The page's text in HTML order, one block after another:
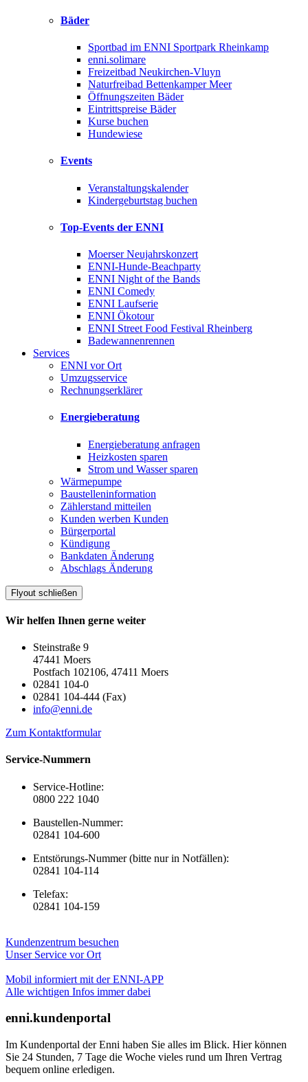
Bäder
Sportbad im ENNI Sportpark Rheinkamp
enni.solimare
Freizeitbad Neukirchen-Vluyn
Naturfreibad Bettenkamper Meer
Öffnungszeiten Bäder
Eintrittspreise Bäder
Kurse buchen
Hundewiese
Events
Veranstaltungskalender
Kindergeburtstag buchen
Top-Events der ENNI
Moerser Neujahrskonzert
ENNI-Hunde-Beachparty
ENNI Night of the Bands
ENNI Comedy
ENNI Laufserie
ENNI Ökotour
ENNI Street Food Festival Rheinberg
Badewannenrennen
Services
ENNI vor Ort
Umzugsservice
Rechnungserklärer
Energieberatung
Energieberatung anfragen
Heizkosten sparen
Strom und Wasser sparen
Wärmepumpe
Baustelleninformation
Zählerstand mitteilen
Kunden werben Kunden
Bürgerportal
Kündigung
Bankdaten Änderung
Abschlags Änderung
Flyout schließen
Wir helfen Ihnen gerne weiter
Steinstraße 9
47441 Moers
Postfach 102106, 47411 Moers
02841 104-0
02841 104-444 (Fax)
info@enni.de
Zum Kontaktformular
Service-Nummern
Service-Hotline:
0800 222 1040
Baustellen-Nummer:
02841 104-600
Entstörungs-Nummer (bitte nur in Notfällen):
02841 104-114
Telefax:
02841 104-159
Kundenzentrum besuchen
Unser Service vor Ort
Mobil informiert mit der ENNI-APP
Alle wichtigen Infos immer dabei
enni.kundenportal
Im Kundenportal der Enni haben Sie alles im Blick. Hier können
Sie 24 Stunden, 7 Tage die Woche vieles rund um Ihren Vertrag
bequem online erledigen.